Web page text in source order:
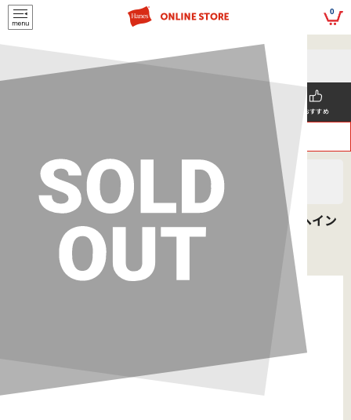
script> 0
5,500円(税込)以上
のご購入で送料を弊社負担で
お届けいたします
メールマガジンの登録で
おすすめ
ヘインズ > MEN'S > Tシャツ
サーマルトップ クルーネックロングスリーブ 25FW ヘイン
ズ(HM4-Y203)